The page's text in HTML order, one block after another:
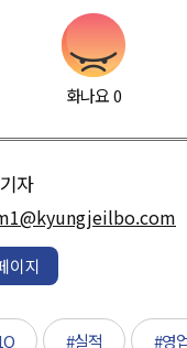
화나요0
기자
이지
#실적 #영